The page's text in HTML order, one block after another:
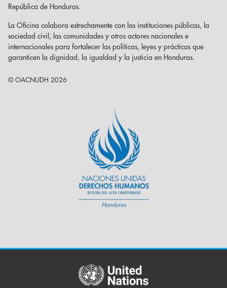
República de Honduras.
La Oficina colabora estrechamente con las instituciones públicas, la
sociedad civil, las comunidades y otros actores nacionales e
internacionales para fortalecer las políticas, leyes y prácticas que
garanticen la dignidad, la igualdad y la justicia en Honduras.
© OACNUDH 2026